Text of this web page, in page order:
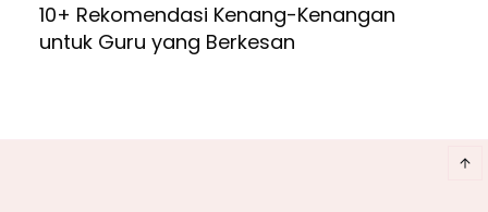
10+ Rekomendasi Kenang-Kenangan
untuk Guru yang Berkesan